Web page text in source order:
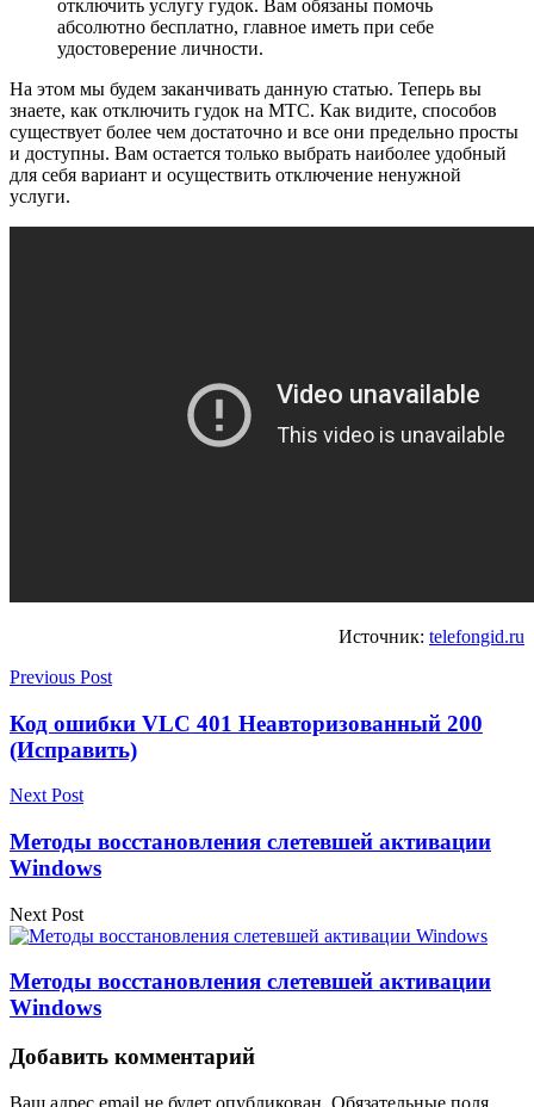
отключить услугу гудок. Вам обязаны помочь
абсолютно бесплатно, главное иметь при себе
удостоверение личности.
На этом мы будем заканчивать данную статью. Теперь вы
знаете, как отключить гудок на МТС. Как видите, способов
существует более чем достаточно и все они предельно просты
и доступны. Вам остается только выбрать наиболее удобный
для себя вариант и осуществить отключение ненужной
услуги.
Источник: telefongid.ru
Previous Post
Код ошибки VLC 401 Неавторизованный 200
(Исправить)
Next Post
Методы восстановления слетевшей активации
Windows
Next Post
Методы восстановления слетевшей активации
Windows
Добавить комментарий
Ваш адрес email не будет опубликован. Обязательные поля